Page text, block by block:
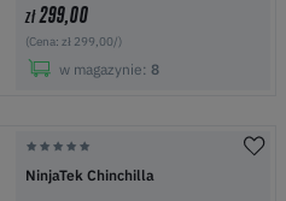
zł299,00
(Cena: zł 299,00/)
w magazynie: 8
NinjaTek Chinchilla